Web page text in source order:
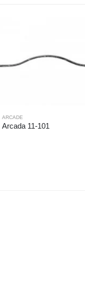
ARCADE
Arcada 11-101